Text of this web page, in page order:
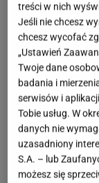
Ostatnie
niezwykle
jak
prowadzenie
oraz Europy,
wielkimi
ogłosiła.
końca
ambasadorska
treści w nich
Jeśli nie chcesz
chcesz wycofać
„Ustawień
Twoje dane
badania i
serwisów i
Tobie usług. W
danych nie
uzasadniony
S.A. – lub
możesz się